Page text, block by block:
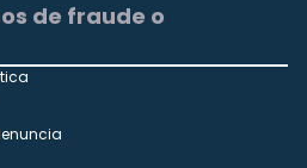
de fraude o